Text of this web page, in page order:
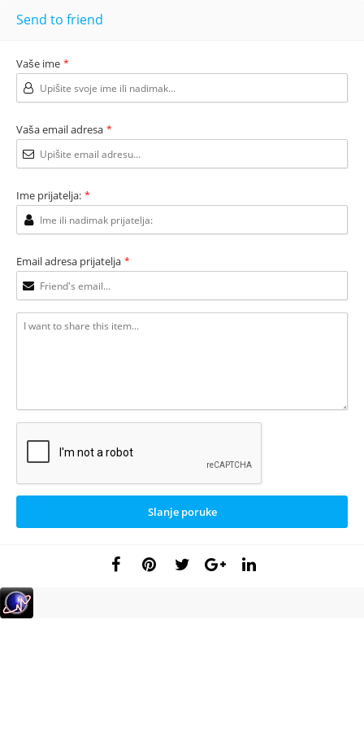
Send to friend
Vaše ime *
Vaša email adresa *
Ime prijatelja: *
Email adresa prijatelja *
Slanje poruke